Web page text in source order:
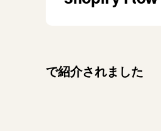
で紹介されました